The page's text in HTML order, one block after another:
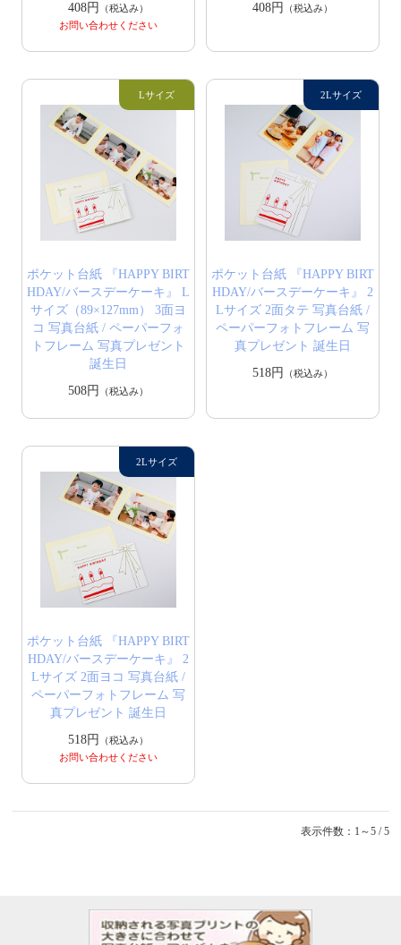
408円
（税込み）
お問い合わせください
408円
（税込み）
ポケット台紙 『HAPPY BIRT
HDAY/バースデーケーキ』 L
サイズ（89×127mm） 3面ヨ
コ 写真台紙 / ペーパーフォ
トフレーム 写真プレゼント
誕生日
508円
（税込み）
ポケット台紙 『HAPPY BIRT
HDAY/バースデーケーキ』 2
Lサイズ 2面タテ 写真台紙 /
ペーパーフォトフレーム 写
真プレゼント 誕生日
518円
（税込み）
ポケット台紙 『HAPPY BIRT
HDAY/バースデーケーキ』 2
Lサイズ 2面ヨコ 写真台紙 /
ペーパーフォトフレーム 写
真プレゼント 誕生日
518円
（税込み）
お問い合わせください
表示件数：1～5 / 5